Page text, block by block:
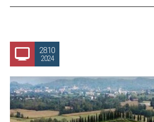
28.10
2024